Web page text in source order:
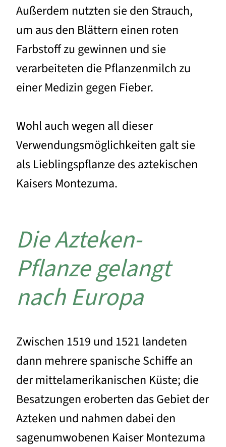
Außerdem nutzten sie den Strauch,
um aus den Blättern einen roten
Farbstoff zu gewinnen und sie
verarbeiteten die Pflanzenmilch zu
einer Medizin gegen Fieber.
Wohl auch wegen all dieser
Verwendungsmöglichkeiten galt sie
als Lieblingspflanze des aztekischen
Kaisers Montezuma.
Die Azteken-
Pflanze gelangt
nach Europa
Zwischen 1519 und 1521 landeten
dann mehrere spanische Schiffe an
der mittelamerikanischen Küste; die
Besatzungen eroberten das Gebiet der
Azteken und nahmen dabei den
sagenumwobenen Kaiser Montezuma